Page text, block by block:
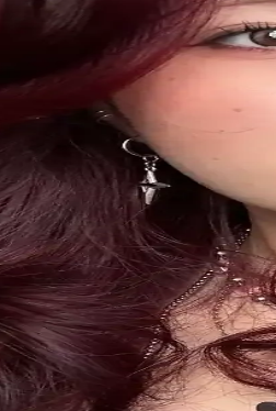
saç derisini koruyarak saç
Zımbası Modern ve Şık
ve şık pembe rengiyle saçlara
Güzelliğin Yeniden
sunarak doğal güzelliği ve
Yöntemleri ve Nedenleri
hava sirkülasyonu cilt ve saç
ve Estetik Saç Bakım
şık tasarımıyla günlük saç